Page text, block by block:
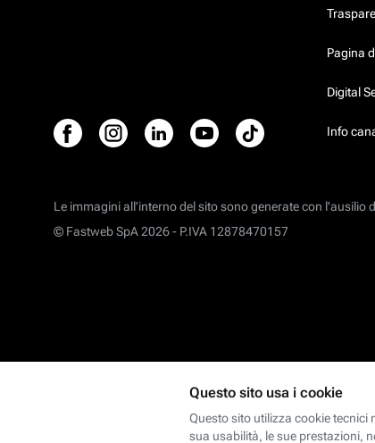
Pagina
Digital
Info
Le immagini all’interno del sito sono generate con l'ausilio
© Fastweb SpA 2026 - P.IVA 12878470157